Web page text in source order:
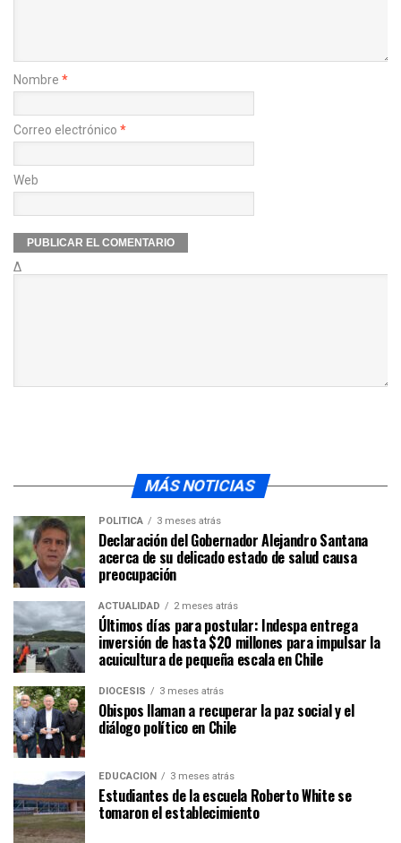
Nombre *
Correo electrónico *
Web
Δ
MÁS NOTICIAS
POLÍTICA 3 meses atrás
Declaración del Gobernador Alejandro Santana
acerca de su delicado estado de salud causa
preocupación
ACTUALIDAD 2 meses atrás
Últimos días para postular: Indespa entrega
inversión de hasta $20 millones para impulsar la
acuicultura de pequeña escala en Chile
DIÓCESIS 3 meses atrás
Obispos llaman a recuperar la paz social y el
diálogo político en Chile
EDUCACIÓN 3 meses atrás
Estudiantes de la escuela Roberto White se
tomaron el establecimiento